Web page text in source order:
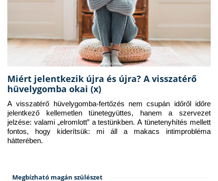
Miért jelentkezik újra és újra? A visszatérő
hüvelygomba okai (x)
A visszatérő hüvelygomba-fertőzés nem csupán időről időre
jelentkező kellemetlen tünetegyüttes, hanem a szervezet
jelzése: valami „elromlott” a testünkben. A tünetenyhítés mellett
fontos, hogy kiderítsük: mi áll a makacs intimprobléma
hátterében.
Megbízható magán szülészet